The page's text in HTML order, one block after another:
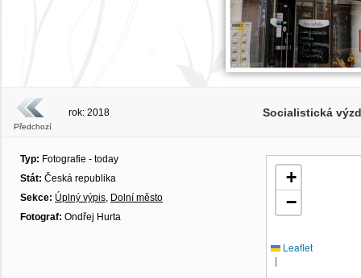
Předchozí
rok: 2018 Socialistická
Typ: Fotografie - today
Stát: Česká republika
Sekce: Úplný výpis, Dolní město
Fotograf: Ondřej Hurta
+
−
Leaflet
|